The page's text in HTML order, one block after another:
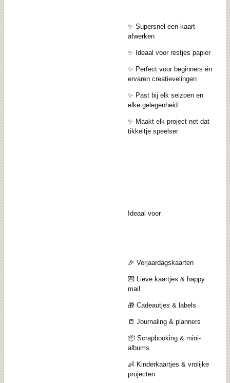
✨ Supersnel een kaart
afwerken
✨ Ideaal voor restjes papier
✨ Perfect voor beginners én
ervaren creatievelingen
✨ Past bij elk seizoen en
elke gelegenheid
✨ Maakt elk project net dat
tikkeltje speelser
Ideaal voor
🎉 Verjaardagskaarten
💌 Lieve kaartjes & happy
mail
🎁 Cadeautjes & labels
📒 Journaling & planners
📦 Scrapbooking & mini-
albums
👶 Kinderkaartjes & vrolijke
projecten